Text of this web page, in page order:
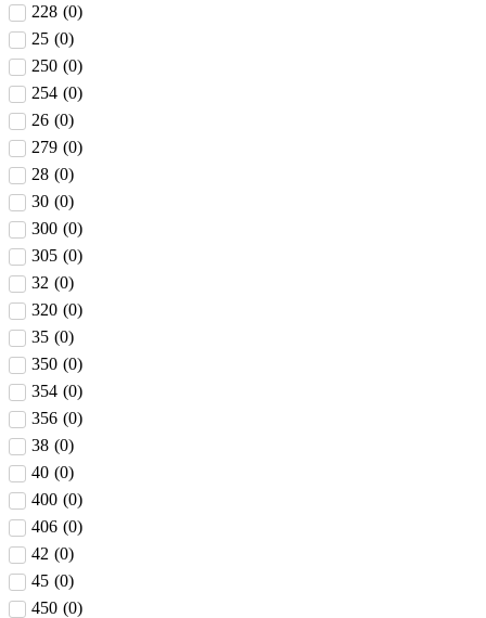
228 (0)
25 (0)
250 (0)
254 (0)
26 (0)
279 (0)
28 (0)
30 (0)
300 (0)
305 (0)
32 (0)
320 (0)
35 (0)
350 (0)
354 (0)
356 (0)
38 (0)
40 (0)
400 (0)
406 (0)
42 (0)
45 (0)
450 (0)